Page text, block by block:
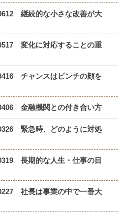
継続的な小さな改善が大
変化に対応することの重
チャンスはピンチの顔を
金融機関との付き合い方
緊急時、どのように対処
長期的な人生・仕事の目
社長は事業の中で一番大